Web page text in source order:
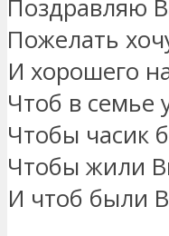
Поздравляю
Пожелать
И хорошего
Чтоб в семье
Чтобы часик
Чтобы жили
И чтоб были